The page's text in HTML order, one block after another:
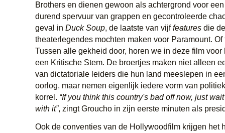
Brothers en dienen gewoon als achtergrond voor
durend spervuur van grappen en gecontroleerde
geval in Duck Soup, de laatste van vijffeatures die de
theaterlegendes mochten maken voor Paramount. Of
Tussen alle gekheid door, horen we in deze film voor
een Kritische Stem. De broertjes maken niet alleen
van dictatoriale leiders die hun land meeslepen in
oorlog, maar nemen eigenlijk iedere vorm van
korrel. “If you think this country's bad off now, just
with it”, zingt Groucho in zijn eerste minuten als
Ook de conventies van de Hollywoodfilm krijgen het